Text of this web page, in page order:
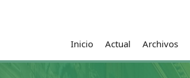
Inicio Actual Archivos